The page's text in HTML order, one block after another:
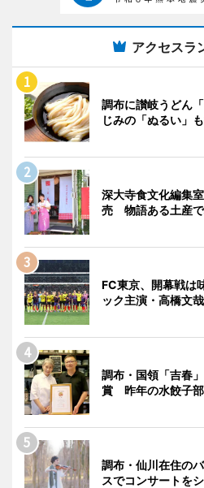
アクセスラ
調布に讃岐うどん
じみの「ぬるい」
深大寺食文化編集
売 物語ある土産で
FC東京、開幕戦は
ック主演・高橋文
調布・国領「吉春
賞 昨年の水餃子部
調布・仙川在住の
スでコンサートを